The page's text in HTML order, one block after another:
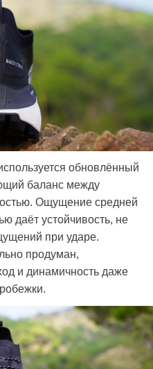
обновлённый
баланс между
Ощущение средней
даёт устойчивость, не
при ударе.
продуман,
и динамичность даже